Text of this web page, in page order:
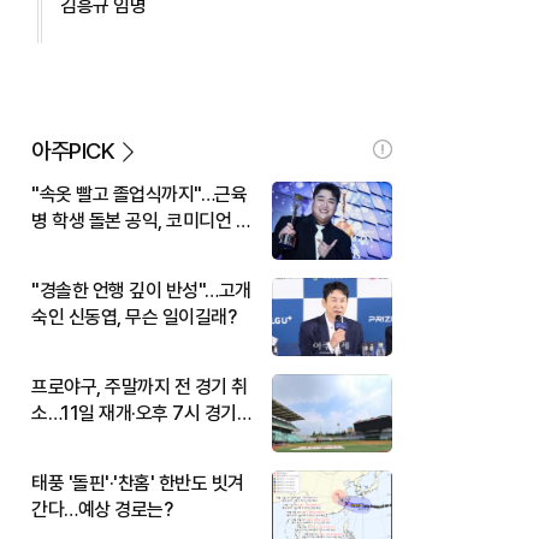
김흥규 임명
아주PICK
"속옷 빨고 졸업식까지"…근육
병 학생 돌본 공익, 코미디언 김
"경솔한 언행 깊이 반성"…고개
숙인 신동엽, 무슨 일이길래?
프로야구, 주말까지 전 경기 취
소…11일 재개·오후 7시 경기
태풍 '돌핀'·'찬홈' 한반도 빗겨
간다…예상 경로는?